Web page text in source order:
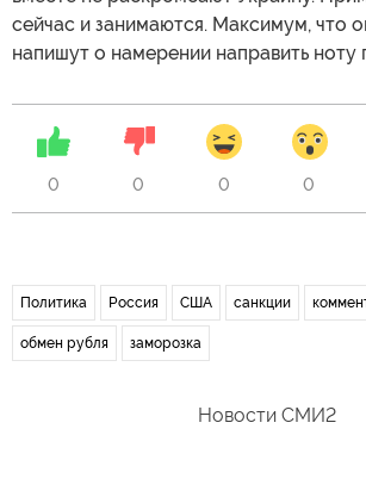
сейчас и занимаются. Максимум, что
напишут о намерении направить
0 0 0 0
Политика Россия США санкции
обмен рубля заморозка
Новости СМИ2